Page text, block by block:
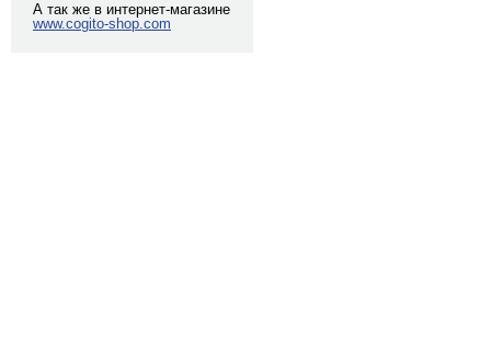
А так же в интернет-магазине
www.cogito-shop.com